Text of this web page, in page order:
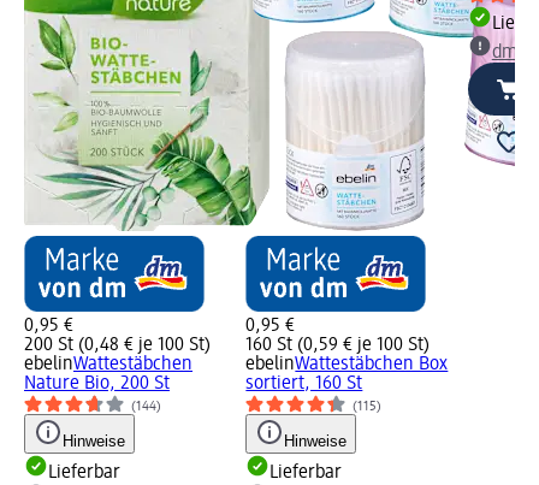
0,95 €
200 St (0,48 € je 100 St)
ebelinWattestäbchen
Nature Bio, 200 St
(144)
Hinweise
Lieferbar
0,95 €
160 St (0,59 € je 100 St)
ebelinWattestäbchen Box
sortiert, 160 St
(115)
Hinweise
Lieferbar
dm